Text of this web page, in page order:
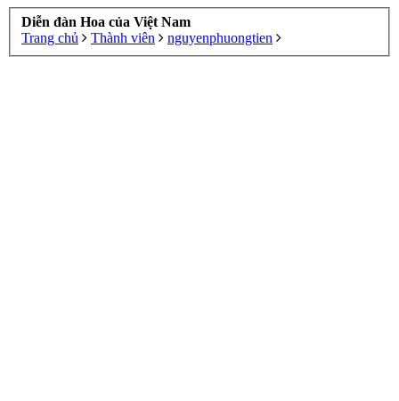
Diễn đàn Hoa của Việt Nam
Trang chủ
Thành viên nguyenphuongtien